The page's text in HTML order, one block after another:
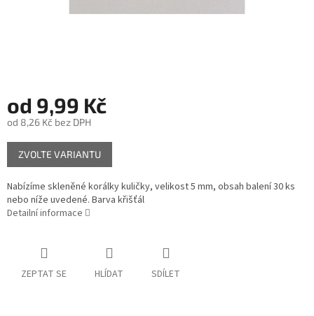
od 9,99 Kč
od 8,26 Kč bez DPH
Měrná
cena:
ZVOLTE VARIANTU
Nabízíme skleněné korálky kuličky, velikost 5 mm, obsah balení 30 ks
nebo níže uvedené. Barva křišťál
Detailní informace
ZEPTAT SE HLÍDAT SDÍLET